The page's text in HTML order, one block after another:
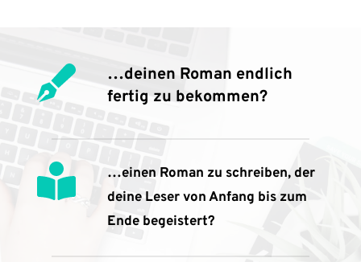
…deinen Roman endlich
fertig zu bekommen?
…einen Roman zu schreiben, der
deine Leser von Anfang bis zum
Ende begeistert?